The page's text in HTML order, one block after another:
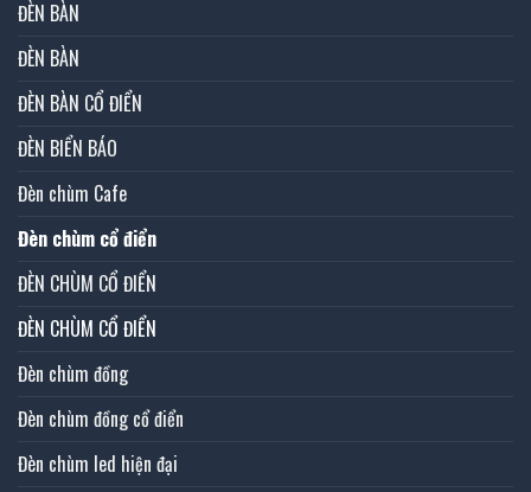
ĐÈN BÀN
ĐÈN BÀN
ĐÈN BÀN CỔ ĐIỂN
ĐÈN BIỂN BÁO
Đèn chùm Cafe
Đèn chùm cổ điển
ĐÈN CHÙM CỔ ĐIỂN
ĐÈN CHÙM CỔ ĐIỂN
Đèn chùm đồng
Đèn chùm đồng cổ điển
Đèn chùm led hiện đại